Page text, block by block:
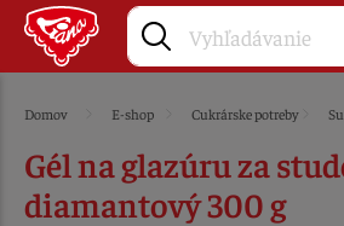
Domov E-shop Cukrárske potreby
Gél na glazúru za
diamantový 300 g